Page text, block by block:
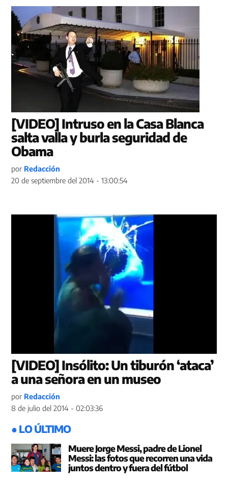
[VIDEO] Intruso en la Casa Blanca
salta valla y burla seguridad de
Obama
por Redacción
20 de septiembre del 2014 - 13:00:54
[VIDEO] Insólito: Un tiburón ‘ataca’
a una señora en un museo
por Redacción
8 de julio del 2014 - 02:03:36
● LO ÚLTIMO
Muere Jorge Messi, padre de Lionel
Messi: las fotos que recorren una vida
juntos dentro y fuera del fútbol